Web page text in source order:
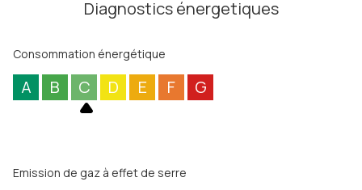
Diagnostics énergetiques
Consommation énergétique
A B C D E F G
Emission de gaz à effet de serre